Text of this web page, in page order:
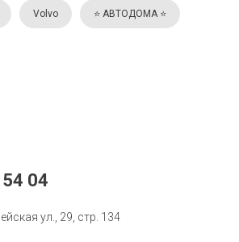
Volvo ⭐️ АВТОДОМА ⭐️
04
ул., 29, стр. 134